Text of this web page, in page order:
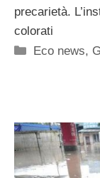
precarietà.
colorati
Categorie
Eco news,